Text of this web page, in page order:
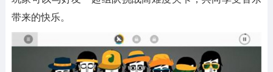
带来的快乐。